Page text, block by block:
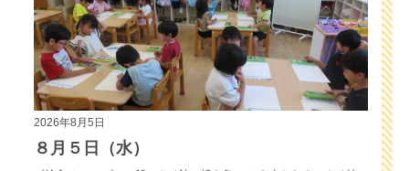
2026年8月5日
８月５日（水）